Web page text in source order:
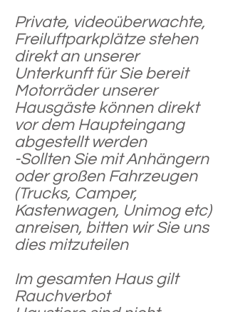
Private, videoüberwachte,
Freiluftparkplätze stehen
direkt an unserer
Unterkunft für Sie bereit
Motorräder unserer
Hausgäste können direkt
vor dem Haupteingang
abgestellt werden
-Sollten Sie mit Anhängern
oder großen Fahrzeugen
(Trucks, Camper,
Kastenwagen, Unimog etc)
anreisen, bitten wir Sie uns
dies mitzuteilen
Im gesamten Haus gilt
Rauchverbot